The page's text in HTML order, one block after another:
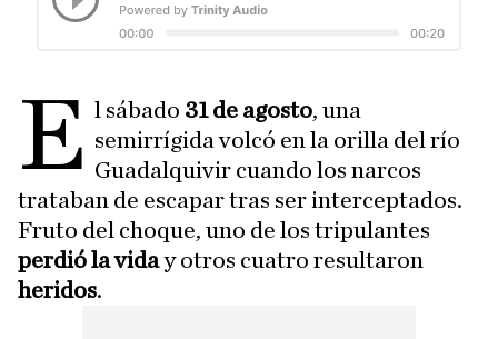
E l sábado 31 de agosto, una
semirrígida volcó en la orilla del río
Guadalquivir cuando los narcos
trataban de escapar tras ser interceptados.
Fruto del choque, uno de los tripulantes
perdió la viday otros cuatro resultaron
heridos.